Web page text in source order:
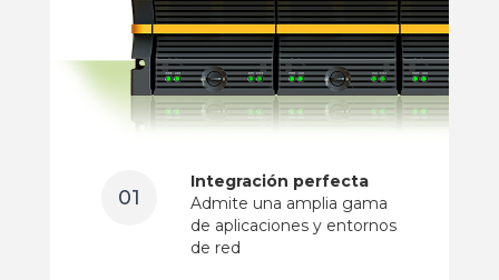
01
Integración perfecta
Admite una amplia gama
de aplicaciones y entornos
de red